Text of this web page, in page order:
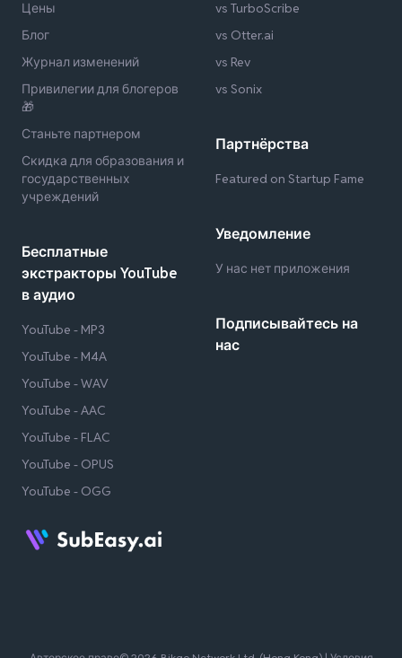
Цены
Блог
Журнал изменений
Привилегии для блогеров
🎁
Станьте партнером
Скидка для образования и
государственных
учреждений
Бесплатные
экстракторы YouTube
в аудио
YouTube - MP3
YouTube - M4A
YouTube - WAV
YouTube - AAC
YouTube - FLAC
YouTube - OPUS
YouTube - OGG
vs TurboScribe
vs Otter.ai
vs Rev
vs Sonix
Партнёрства
Featured on Startup Fame
Уведомление
У нас нет приложения
Подписывайтесь на
нас